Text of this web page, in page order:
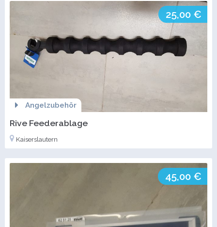
25,00 €
Angelzubehör
Rive Feederablage
Kaiserslautern
45,00 €